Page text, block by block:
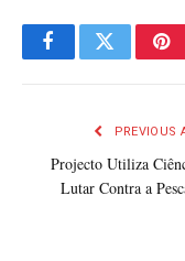
FacebookTwitter
PREVIOUS
Projecto Utiliza
Lutar Contra a